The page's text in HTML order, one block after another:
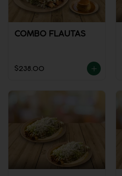
COMBO FLAUTAS
$238.00